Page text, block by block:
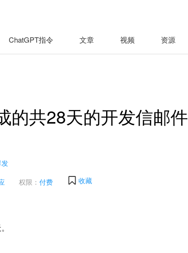
ChatGPT指令 文章 视频 资源
的共28天的开发信邮件
权限： 付费 收藏